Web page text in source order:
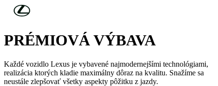
Skip to Main Content
TECHNOLÓGIE
PRÉMIOVÁ VÝBAVA
Každé vozidlo Lexus je vybavené najmodernejšími technológiami,
realizácia ktorých kladie maximálny dôraz na kvalitu. Snažíme sa
neustále zlepšovať všetky aspekty pôžitku z jazdy.